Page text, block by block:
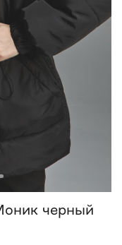
черный